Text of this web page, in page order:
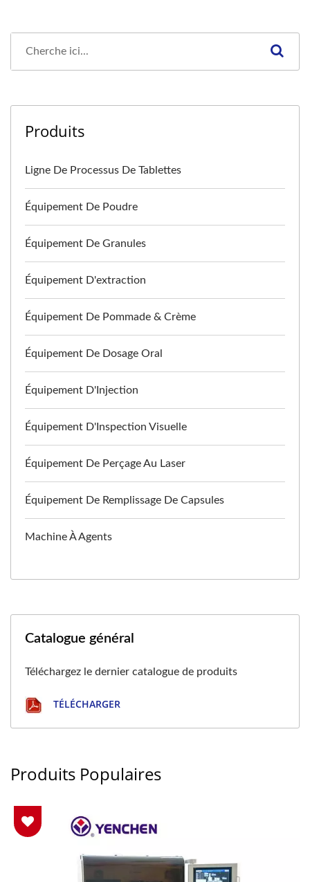
Produits
Ligne De Processus De Tablettes
Équipement De Poudre
Équipement De Granules
Équipement D'extraction
Équipement De Pommade & Crème
Équipement De Dosage Oral
Équipement D'Injection
Équipement D'Inspection Visuelle
Équipement De Perçage Au Laser
Équipement De Remplissage De Capsules
Machine À Agents
Catalogue général
Téléchargez le dernier catalogue de produits
TÉLÉCHARGER
Produits Populaires